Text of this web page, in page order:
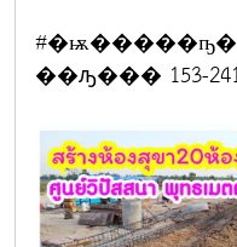
��ԡ��� 153-